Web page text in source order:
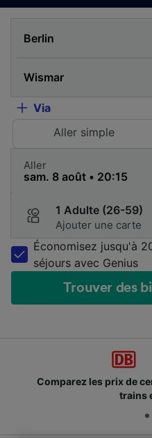
Via
Aller simple
Aller
1 Adulte (26-59)
Ajouter une carte
Économisez jusqu'à
séjours avec Genius
Trouver des
Comparez les prix de
trains